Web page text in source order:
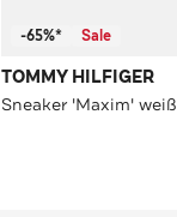
-65%* Sale
TOMMY HILFIGER
Sneaker 'Maxim' weiß